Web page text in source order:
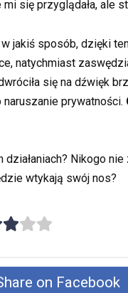
się przyglądała, ale
sposób, dzięki
natychmiast
się na dźwięk
prywatności.
Nikogo
wtykają swój nos?
on Facebook